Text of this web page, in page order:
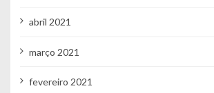
abril 2021
março 2021
fevereiro 2021